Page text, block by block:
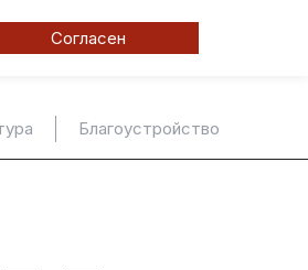
Согласен
Благоустройство